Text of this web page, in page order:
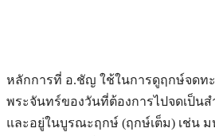
หลักการที่ อ.ชัญ ใช้ในการดูฤกษ์จดท
พระจันทร์ของวันที่ต้องการไปจดเป็น
และอยู่ในบูรณะฤกษ์ (ฤกษ์เต็ม) เช่น